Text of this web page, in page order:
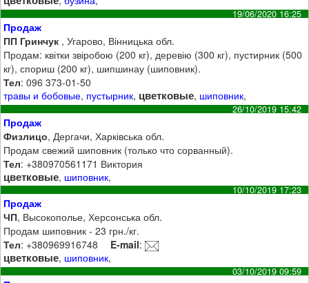
19/06/2020 16:25
Продаж
ПП Гринчук , Угарово, Вінницька обл.
Продам: квітки звіробою (200 кг), деревію (300 кг), пустирник (500
кг), спориш (200 кг), шипшинау (шиповник).
Тел: 096 373-01-50
травы и бобовые, пустырник, цветковые, шиповник,
26/10/2019 15:42
Продаж
Физлицо, Дергачи, Харківська обл.
Продам свежий шиповник (только что сорванный).
Тел: +380970561171 Виктория
цветковые, шиповник,
10/10/2019 17:23
Продаж
ЧП, Высокополье, Херсонська обл.
Продам шиповник - 23 грн./кг.
Тел: +380969916748 E-mail:
цветковые, шиповник,
03/10/2019 09:59